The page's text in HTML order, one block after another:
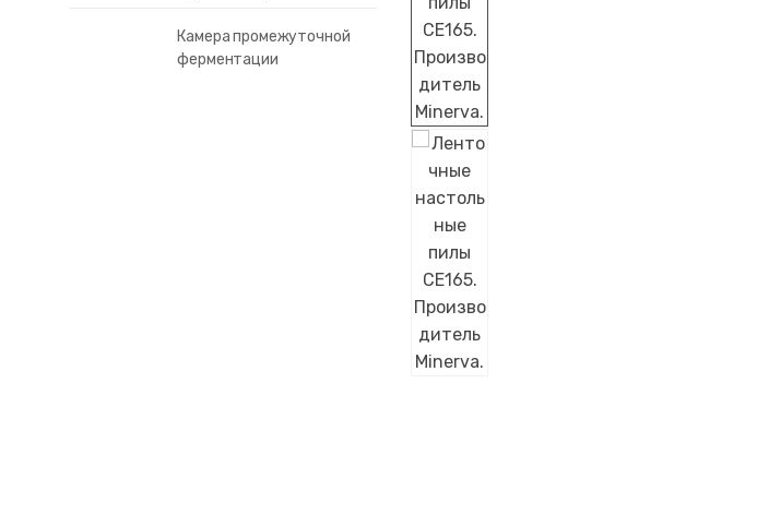
Камера промежуточной
ферментации